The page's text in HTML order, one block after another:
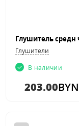
Глушитель средн
Глушители
В наличии
203.00BYN